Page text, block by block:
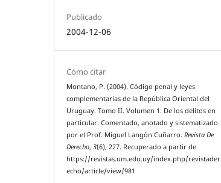
Publicado
2004-12-06
Cómo citar
Montano, P. (2004). Código penal y leyes
complementarias de la República Oriental del
Uruguay. Tomo II. Volumen 1. De los delitos en
particular. Comentado, anotado y sistematizado
por el Prof. Miguel Langón Cuñarro.Revista De
Derecho,3(6), 227. Recuperado a partir de
https://revistas.um.edu.uy/index.php/revistader
echo/article/view/981